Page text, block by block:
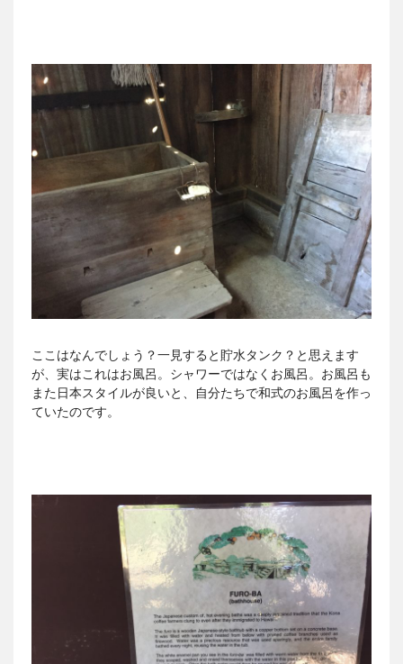
ここはなんでしょう？一見すると貯水タンク？と思えます
が、実はこれはお風呂。シャワーではなくお風呂。お風呂も
また日本スタイルが良いと、自分たちで和式のお風呂を作っ
ていたのです。